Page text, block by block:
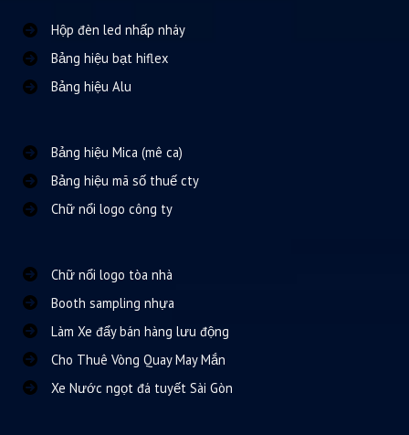
Hộp đèn led nhấp nháy
Bảng hiệu bạt hiflex
Bảng hiệu Alu
Bảng hiệu Mica (mê ca)
Bảng hiệu mã số thuế cty
Chữ nổi logo công ty
Chữ nổi logo tòa nhà
Booth sampling nhựa
Làm Xe đẩy bán hàng lưu động
Cho Thuê Vòng Quay May Mắn
Xe Nước ngọt đá tuyết Sài Gòn